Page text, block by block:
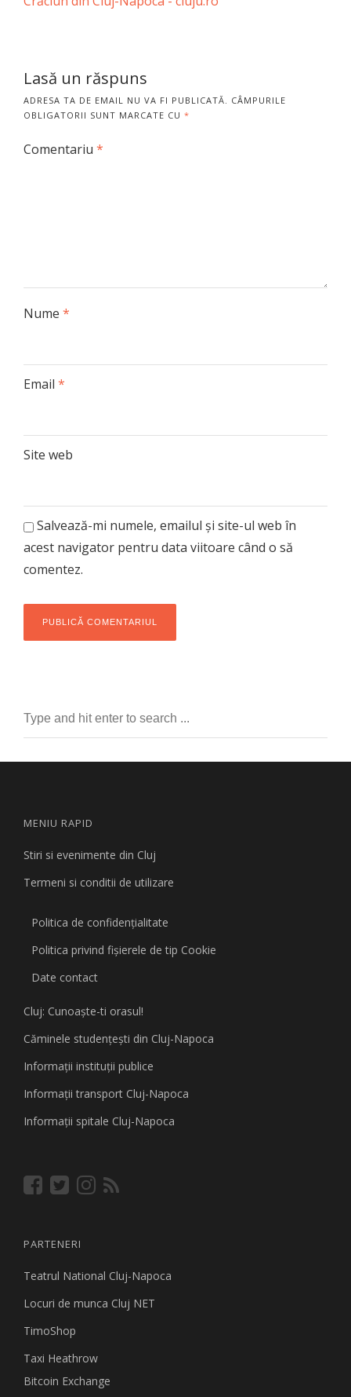
Lasă un răspuns
ADRESA TA DE EMAIL NU VA FI PUBLICATĂ. CÂMPURILE
OBLIGATORII SUNT MARCATE CU *
Comentariu *
Nume *
Email *
Site web
Salvează-mi numele, emailul și site-ul web în
acest navigator pentru data viitoare când o să
comentez.
MENIU RAPID
Stiri si evenimente din Cluj
Termeni si conditii de utilizare
Politica de confidențialitate
Politica privind fişierele de tip Cookie
Date contact
Cluj: Cunoaşte-ti orasul!
Căminele studenţeşti din Cluj-Napoca
Informaţii instituţii publice
Informaţii transport Cluj-Napoca
Informaţii spitale Cluj-Napoca
PARTENERI
Teatrul National Cluj-Napoca
Locuri de munca Cluj NET
TimoShop
Taxi Heathrow
Bitcoin Exchange